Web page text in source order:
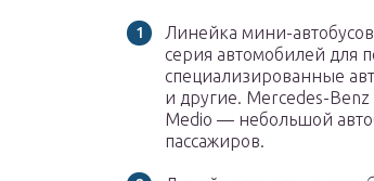
Линейка мини-
серия автомобилей для
специализированные
и другие. Mercedes-Benz
Medio — небольшой
пассажиров.